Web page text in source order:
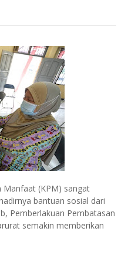
Manfaat (KPM) sangat
bantuan sosial dari
Pemberlakuan Pembatasan
semakin memberikan